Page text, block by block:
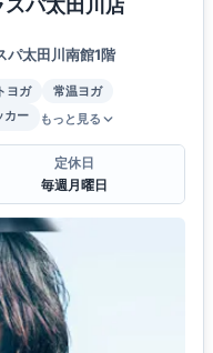
パ太田川店
パ太田川南館1階
ヨガ
常温ヨガ
カー もっと見る
定休日
毎週月曜日